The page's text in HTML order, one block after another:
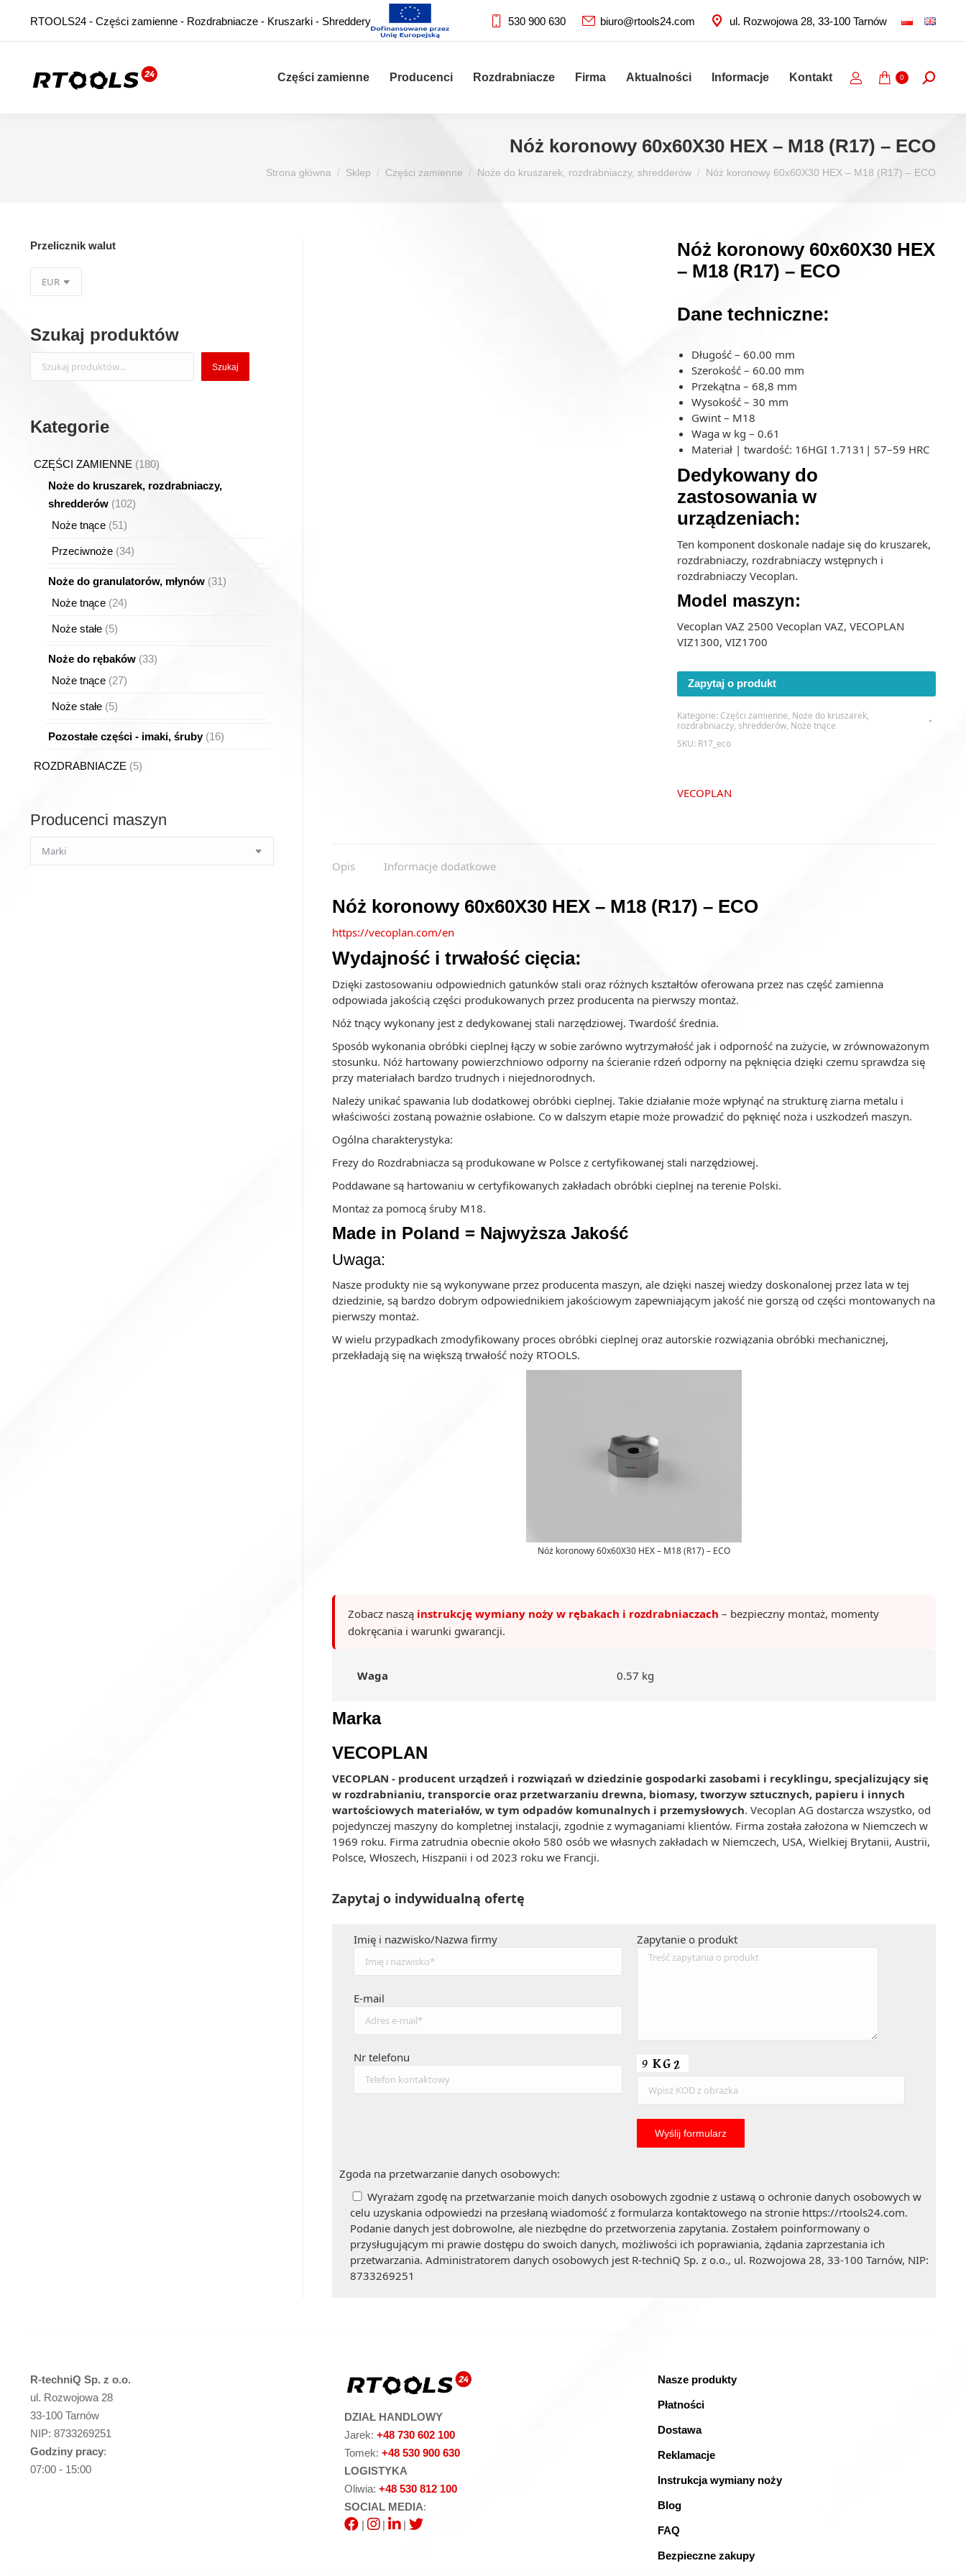
RTOOLS24 - Części zamienne - Rozdrabniacze - Kruszarki - Shreddery 530 900 630 biuro@rtools24.com ul. Rozwojowa 28, 33-100 Tarnów
Części zamienne Producenci Rozdrabniacze Firma Aktualności Informacje Kontakt 0 Szukaj:
Nóż koronowy 60x60X30 HEX – M18 (R17) – ECO
Strona główna Sklep Części zamienne Noże do kruszarek, rozdrabniaczy, shredderów Nóż koronowy 60x60X30 HEX – M18 (R17) – ECO
Nóż koronowy 60x60X30 HEX
– M18 (R17) – ECO
Dane techniczne:
Długość – 60.00 mm
Szerokość – 60.00 mm
Przekątna – 68,8 mm
Wysokość – 30 mm
Gwint – M18
Waga w kg – 0.61
Materiał | twardość: 16HGI 1.7131| 57–59 HRC
Dedykowany do
zastosowania w
urządzeniach:
Ten komponent doskonale nadaje się do kruszarek,
rozdrabniaczy, rozdrabniaczy wstępnych i
rozdrabniaczy Vecoplan.
Model maszyn:
Vecoplan VAZ 2500 Vecoplan VAZ, VECOPLAN
VIZ1300, VIZ1700
Zapytaj o produkt
Kategorie: Części zamienne, Noże do kruszarek,
rozdrabniaczy, shredderów, Noże tnące
SKU: R17_eco
VECOPLAN
Opis Informacje dodatkowe
Nóż koronowy 60x60X30 HEX – M18 (R17) – ECO
https://vecoplan.com/en
Wydajność i trwałość cięcia:
Dzięki zastosowaniu odpowiednich gatunków stali oraz różnych kształtów oferowana przez nas część zamienna
odpowiada jakością części produkowanych przez producenta na pierwszy montaż.
Nóż tnący wykonany jest z dedykowanej stali narzędziowej. Twardość średnia.
Sposób wykonania obróbki cieplnej łączy w sobie zarówno wytrzymałość jak i odporność na zużycie, w zrównoważonym
stosunku. Nóż hartowany powierzchniowo odporny na ścieranie rdzeń odporny na pęknięcia dzięki czemu sprawdza się
przy materiałach bardzo trudnych i niejednorodnych.
Należy unikać spawania lub dodatkowej obróbki cieplnej. Takie działanie może wpłynąć na strukturę ziarna metalu i
właściwości zostaną poważnie osłabione. Co w dalszym etapie może prowadzić do pęknięć noża i uszkodzeń maszyn.
Ogólna charakterystyka:
Frezy do Rozdrabniacza są produkowane w Polsce z certyfikowanej stali narzędziowej.
Poddawane są hartowaniu w certyfikowanych zakładach obróbki cieplnej na terenie Polski.
Montaż za pomocą śruby M18.
Made in Poland = Najwyższa Jakość
Uwaga:
Nasze produkty nie są wykonywane przez producenta maszyn, ale dzięki naszej wiedzy doskonalonej przez lata w tej
dziedzinie, są bardzo dobrym odpowiednikiem jakościowym zapewniającym jakość nie gorszą od części montowanych na
pierwszy montaż.
W wielu przypadkach zmodyfikowany proces obróbki cieplnej oraz autorskie rozwiązania obróbki mechanicznej,
przekładają się na większą trwałość noży RTOOLS.
Nóż koronowy 60x60X30 HEX – M18 (R17) – ECO
Zobacz naszą instrukcję wymiany noży w rębakach i rozdrabniaczach – bezpieczny montaż, momenty
dokręcania i warunki gwarancji.
Waga 0.57 kg
Marka
VECOPLAN
VECOPLAN - producent urządzeń i rozwiązań w dziedzinie gospodarki zasobami i recyklingu, specjalizujący się
w rozdrabnianiu, transporcie oraz przetwarzaniu drewna, biomasy, tworzyw sztucznych, papieru i innych
wartościowych materiałów, w tym odpadów komunalnych i przemysłowych. Vecoplan AG dostarcza wszystko, od
pojedynczej maszyny do kompletnej instalacji, zgodnie z wymaganiami klientów. Firma została założona w Niemczech w
1969 roku. Firma zatrudnia obecnie około 580 osób we własnych zakładach w Niemczech, USA, Wielkiej Brytanii, Austrii,
Polsce, Włoszech, Hiszpanii i od 2023 roku we Francji.
Zapytaj o indywidualną ofertę
Imię i nazwisko/Nazwa firmy
E-mail
Nr telefonu
Zapytanie o produkt
Zgoda na przetwarzanie danych osobowych:
Wyrażam zgodę na przetwarzanie moich danych osobowych zgodnie z ustawą o ochronie danych osobowych w
celu uzyskania odpowiedzi na przesłaną wiadomość z formularza kontaktowego na stronie https://rtools24.com.
Podanie danych jest dobrowolne, ale niezbędne do przetworzenia zapytania. Zostałem poinformowany o
przysługującym mi prawie dostępu do swoich danych, możliwości ich poprawiania, żądania zaprzestania ich
przetwarzania. Administratorem danych osobowych jest R-techniQ Sp. z o.o., ul. Rozwojowa 28, 33-100 Tarnów, NIP:
8733269251
Przelicznik walut
Szukaj produktów
Szukaj
Kategorie
CZĘŚCI ZAMIENNE 180180
produktów
Noże do kruszarek, rozdrabniaczy,
shredderów 102102
Noże tnące 5151
Przeciwnoże 3434
Noże do granulatorów, młynów 3131
Noże tnące 2424
Noże stałe 55
Noże do rębaków 3333
Noże tnące 2727
Noże stałe 55
Pozostałe części - imaki, śruby 1616
ROZDRABNIACZE
55
Producenci maszyn
R-techniQ Sp. z o.o.
ul. Rozwojowa 28
33-100 Tarnów
NIP: 8733269251
Godziny pracy:
07:00 - 15:00
DZIAŁ HANDLOWY
Jarek: +48 730 602 100
Tomek: +48 530 900 630
LOGISTYKA
Oliwia: +48 530 812 100
SOCIAL MEDIA:
|
| |
Nasze produkty
Płatności
Dostawa
Reklamacje
Instrukcja wymiany noży
Blog
FAQ
Bezpieczne zakupy